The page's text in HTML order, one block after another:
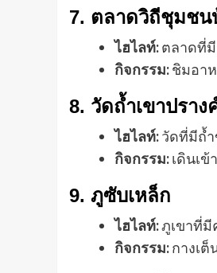
7. ตลาดวิถีชุมชน
ไฮไลท์:ตลาดที่มี
กิจกรรม:ชิมอา
8. วัดถ้ำเขาปราง
ไฮไลท์:วัดที่มีถ้
กิจกรรม:เดินเ
9. ภูซับเหล็ก
ไฮไลท์:ภูเขาที่มี
กิจกรรม:กางเ